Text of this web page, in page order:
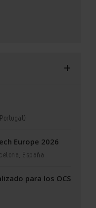
Europe 2026
España
para los OCS